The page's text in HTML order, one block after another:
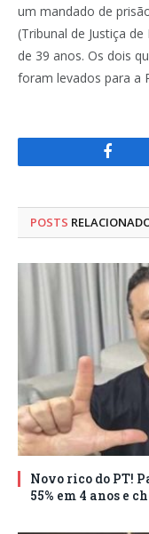
um mandado de
(Tribunal de Justiça
de 39 anos. Os dois
foram levados para a
POSTS
Novo rico do PT!
55% em 4 anos e